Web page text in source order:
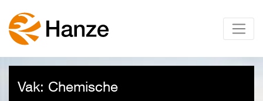
Vak: Chemische